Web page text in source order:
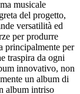
musicale
del progetto,
versatilità ed
per produrre
principalmente per
traspira da ogni
innovativo, non
un album di
album intriso